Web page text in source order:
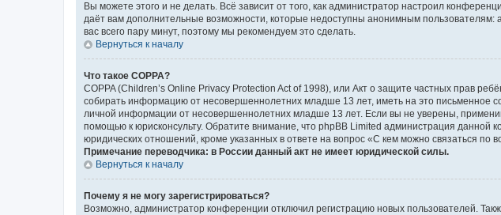
Вы можете этого и не делать. Всё зависит от того, как администратор настроил
даёт вам дополнительные возможности, которые недоступны анонимным пользователям:
вас всего пару минут, поэтому мы рекомендуем это сделать.
Вернуться к началу
Что такое COPPA?
COPPA (Children’s Online Privacy Protection Act of 1998), или Акт о защите частных прав
собирать информацию от несовершеннолетних младше 13 лет, иметь на это письменное
личной информации от несовершеннолетних младше 13 лет. Если вы не уверены,
помощью к юрисконсульту. Обратите внимание, что phpBB Limited администрация
юридических отношений, кроме указанных в ответе на вопрос «С кем можно связаться по
Примечание переводчика: в России данный акт не имеет юридической силы.
Вернуться к началу
Почему я не могу зарегистрироваться?
Возможно, администратор конференции отключил регистрацию новых пользователей.